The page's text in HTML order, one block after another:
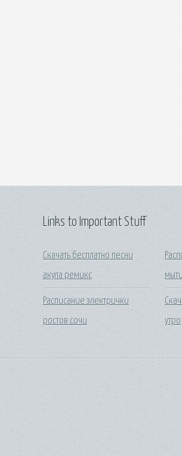
Links to Important Stuff
Скачать бесплатно песни
акула ремикс
Расписание электрички
ростов сочи
утро